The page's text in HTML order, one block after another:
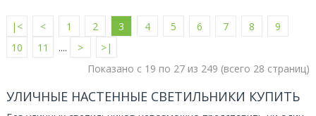
|< < 1 2 3 4 5 6 7 8
9
10
11 .... >
>|
Показано с 19 по 27 из 249 (всего 28 страниц)
УЛИЧНЫЕ НАСТЕННЫЕ СВЕТИЛЬНИКИ КУПИТЬ